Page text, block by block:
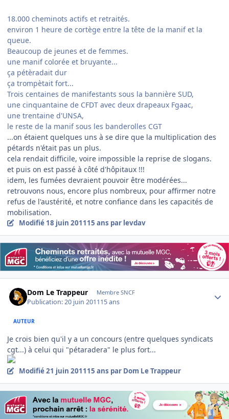
18.000 cheminots actifs et retraités.
environ 1 heure de cortège entre la tête de la manif et la
queue.
Beaucoup de jeunes et de femmes.
une manif colorée et bruyante...
ça pétèradait dur
ça trompètait fort...
Trois centaines de manifestants sous la bannière SUD,
une cinquantaine de CFDT avec deux drapeaux Fgaac,
une trentaine d'UNSA,
le reste de la manif sous les banderolles CGT
...on étaient quelques uns à se dire que la multiplication des
pétards n'était pas un plus.
cela rendait difficile, voire impossible la reprise de slogans.
et puis on est passé à côté d'hôpitaux !!!
idem, les fumées devraient pouvoir être modérées...
retrouvons nous, encore plus nombreux, pour affirmer notre
refus de l'austérité, et notre confiance dans les capacités de
mobilisation.
Modifié 18 juin 201115 ans par levdav
Dom Le Trappeur Membre SNCF
Publication:20 juin 201115 ans
AUTEUR
Je crois bien qu'il y a un concours (entre quelques syndicats
cgt...) à celui qui "pétaradera" le plus fort...
Modifié21 juin 201115 ans par Dom Le Trappeur